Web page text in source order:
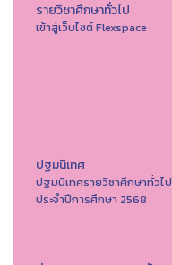
รายวิชาศึกษาทั่วไป
เข้าสู่เว็บไซต์ Flexspace
ปฐมนิเทศ
ปฐมนิเทศรายวิชาศึกษาทั่วไป
ประจำปีการศึกษา 2568